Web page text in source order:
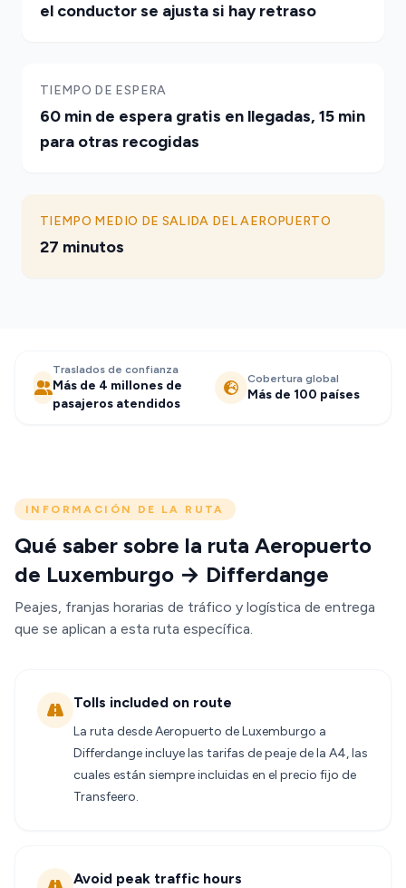
el conductor se ajusta si hay retraso
TIEMPO DE ESPERA
60 min de espera gratis en llegadas, 15 min
para otras recogidas
TIEMPO MEDIO DE SALIDA DEL AEROPUERTO
27 minutos
Traslados de confianza
Más de 4 millones de
pasajeros atendidos
Cobertura global
Más de 100 países
INFORMACIÓN DE LA RUTA
Qué saber sobre la ruta Aeropuerto
de Luxemburgo → Differdange
Peajes, franjas horarias de tráfico y logística de entrega
que se aplican a esta ruta específica.
Tolls included on route
La ruta desde Aeropuerto de Luxemburgo a
Differdange incluye las tarifas de peaje de la A4, las
cuales están siempre incluidas en el precio fijo de
Transfeero.
Avoid peak traffic hours